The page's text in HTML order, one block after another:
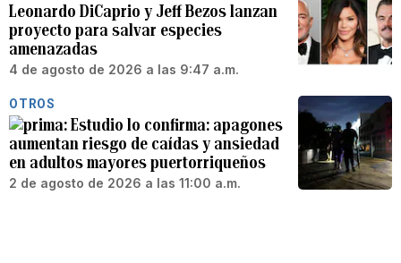
Leonardo DiCaprio y Jeff Bezos lanzan
proyecto para salvar especies
amenazadas
4 de agosto de 2026 a las 9:47 a.m.
OTROS
Estudio lo confirma: apagones
aumentan riesgo de caídas y ansiedad
en adultos mayores puertorriqueños
2 de agosto de 2026 a las 11:00 a.m.